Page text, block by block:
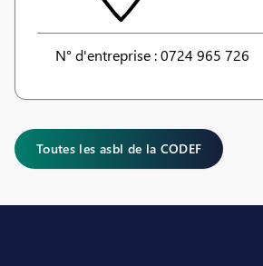
N° d'entreprise : 0724 965 726
Toutes les asbl de la CODEF